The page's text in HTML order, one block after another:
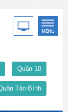
Quận 10
Tân Bình